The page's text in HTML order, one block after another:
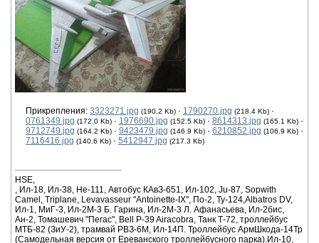
Прикрепления: 3323271.jpg (190.2 Kb) · 1790270.jpg (218.4 Kb) ·
0761349.jpg (172.0 Kb) · 1976690.jpg (152.5 Kb) · 8614313.jpg (165.1 Kb) ·
9712749.jpg (164.2 Kb) · 9423479.jpg (146.9 Kb) · 6210852.jpg (106.9 Kb) ·
7116416.jpg (140.6 Kb) · 5412947.jpg (217.3 Kb)
HSE,
, Ил-18, Ил-38, He-111, Автобус КАвЗ-651, Ил-102, Ju-87, Sopwith
Camel, Triplane, Levavasseur "Antoinette-IX", По-2, Ту-124,Albatros DV,
Ил-1, МиГ-3, Ил-2М-3 Б. Гарина, Ил-2М-3 Л. Афанасьева, Ил-2бис,
Ан-2, Томашевич "Пегас", Bell P-39 Airacobra, Танк Т-72, троллейбус
МТБ-82 (ЗиУ-2), трамвай РВЗ-6М, Ил-14П. Троллейбус АрмШкода-14Тр
(Самодельная версия от Ереванского троллейбусного парка).Ил-10,